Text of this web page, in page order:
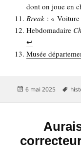
dont on joue en
Break : « Voi­ture
Heb­do­ma­daire
↩︎
Musée
Publié
6 mai 2025